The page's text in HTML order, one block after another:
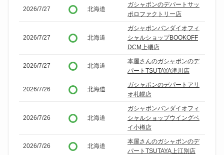
2026/7/27 北海道
ガシャポンのデパートサッ
ポロファクトリー店
2026/7/27 北海道
ガシャポンバンダイオフィ
シャルショップBOOKOFF
DCM上磯店
2026/7/27 北海道
本屋さんのガシャポンのデ
パートTSUTAYA滝川店
2026/7/26 北海道
ガシャポンのデパートアリ
オ札幌店
2026/7/26 北海道
ガシャポンバンダイオフィ
シャルショップウイングベ
イ小樽店
2026/7/26 北海道
本屋さんのガシャポンのデ
パートTSUTAYA上江別店